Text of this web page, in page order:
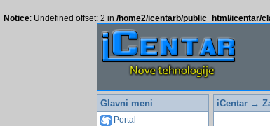
Notice: Undefined offset: 2 in /home2/icentarb/public_html/icentar/
Glavni meni
Portal
iCentar→